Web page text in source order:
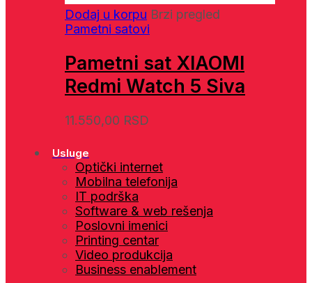
Dodaj u korpu Brzi pregled
Pametni satovi
Pametni sat XIAOMI
Redmi Watch 5 Siva
11.550,00 RSD
Usluge
Optički internet
Mobilna telefonija
IT podrška
Software & web rešenja
Poslovni imenici
Printing centar
Video produkcija
Business enablement